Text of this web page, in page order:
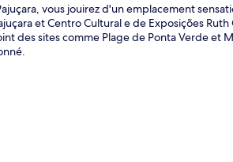
vous jouirez d'un emplacement
et Centro Cultural e de Exposições
des sites comme Plage de Ponta Verde et